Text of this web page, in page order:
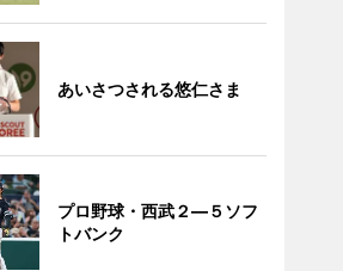
あいさつされる悠仁さま
プロ野球・西武２―５ソフ
トバンク